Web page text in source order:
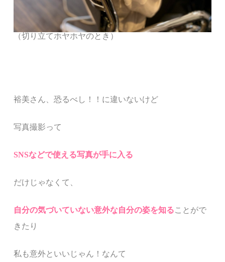
（切り立てホヤホヤのとき）
裕美さん、恐るべし！！ に違いないけど
写真撮影って
SNSなどで使える写真が手に入る
だけじゃなくて、
自分の気づいていない意外な自分の姿を知ることがで
きたり
私も意外といいじゃん！なんて